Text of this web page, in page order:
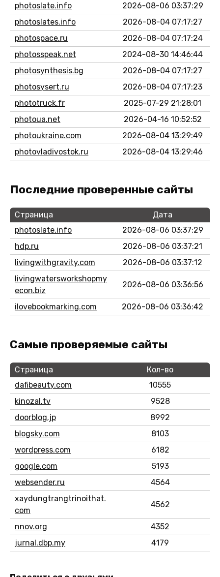
photoslate.info
2026-08-06 03:37:29
photoslates.info
2026-08-04 07:17:27
photospace.ru
2026-08-04 07:17:24
photosspeak.net
2024-08-30 14:46:44
photosynthesis.bg
2026-08-04 07:17:27
photosysert.ru
2026-08-04 07:17:23
phototruck.fr
2025-07-29 21:28:01
photoua.net
2026-04-16 10:52:52
photoukraine.com
2026-08-04 13:29:49
photovladivostok.ru
2026-08-04 13:29:46
Последние проверенные сайты
Страница
Дата
photoslate.info
2026-08-06 03:37:29
hdp.ru
2026-08-06 03:37:21
livingwithgravity.com
2026-08-06 03:37:12
livingwatersworkshopmy
econ.biz
2026-08-06 03:36:56
ilovebookmarking.com 2026-08-06 03:36:42
Самые проверяемые сайты
Страница
Кол-во
dafibeauty.com
10555
kinozal.tv
9528
doorblog.jp
8992
blogsky.com
8103
wordpress.com
6182
google.com
5193
websender.ru
4564
xaydungtrangtrinoithat.
com
4562
nnov.org
4352
jurnal.dbp.my
4179